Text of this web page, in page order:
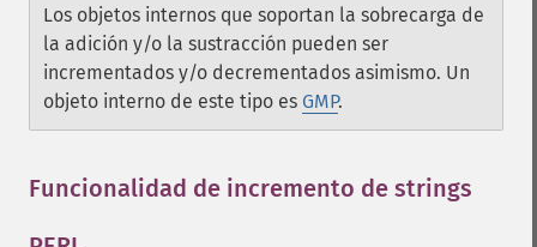
Los objetos internos que soportan la sobrecarga de
la adición y/o la sustracción pueden ser
incrementados y/o decrementados asimismo. Un
objeto interno de este tipo es GMP.
Funcionalidad de incremento de strings